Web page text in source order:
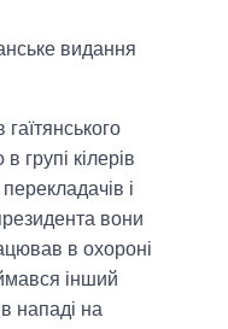
видання
групі кілерів
і
вони
в охороні
інший
нападі на